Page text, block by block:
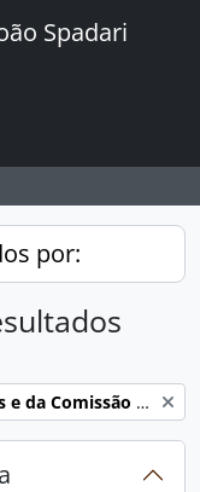
Spadari
por:
Arquivo da Diretoria da Colônia Caxias e da Comissão de Terras e Medição dos Lotes da ex-Colônia Caxias